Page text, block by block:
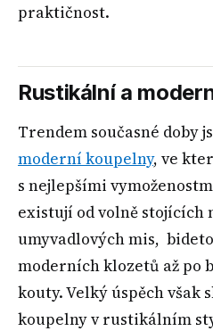
praktičnost.
Rustikální a
Trendem současné doby
moderní koupelny, ve
s nejlepšími
existují od volně stojících
umyvadlových mis,
moderních klozetů až po
kouty. Velký úspěch však
koupelny v rustikálním